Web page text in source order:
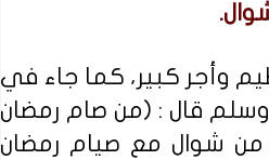
وأجر كبير، كما جاء في
قال : (من صام رمضان
من شوال مع صيام رمضان